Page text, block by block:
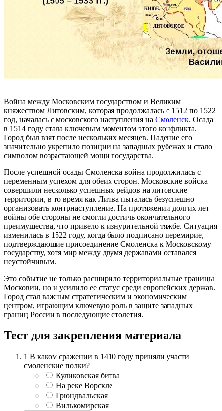
Война между Московским государством и Великим
княжеством Литовским, которая продолжалась с 1512 по 1522
год, началась с московского наступления на Смоленск. Осада
в 1514 году стала ключевым моментом этого конфликта.
Город был взят после нескольких месяцев. Падение его
значительно укрепило позиции на западных рубежах и стало
символом возрастающей мощи государства.
После успешной осады Смоленска война продолжилась с
переменным успехом для обеих сторон. Московские войска
совершили несколько успешных рейдов на литовские
территории, в то время как Литва пыталась безуспешно
организовать контрнаступление. На протяжении долгих лет
войны обе стороны не смогли достичь окончательного
преимущества, что привело к изнурительной тяжбе. Ситуация
изменилась в 1522 году, когда было подписано перемирие,
подтверждающие присоединение Смоленска к Московскому
государству, хотя мир между двумя державами оставался
неустойчивым.
Это событие не только расширило территориальные границы
Московии, но и усилило ее статус среди европейских держав.
Город стал важным стратегическим и экономическим
центром, играющим ключевую роль в защите западных
границ России в последующие столетия.
Тест для закрепления материала
1 В каком сражении в 1410 году приняли участи
смоленские полки?
Куликовская битва
На реке Ворскле
Грюндвальская
Вилькомирская